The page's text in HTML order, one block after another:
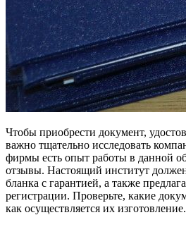
Чтобы приобрести документ,
важно тщательно исследовать
фирмы есть опыт работы в данной
отзывы. Настоящий институт
бланка с гарантией, а также
регистрации. Проверьте, какие
как осуществляется их изготовление.